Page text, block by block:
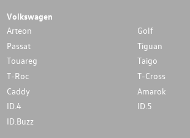
Volkswagen
Arteon
Golf
Passat
Tiguan
Touareg
Taigo
T-Roc
T-Cross
Caddy
Amarok
ID.4
ID.5
ID.Buzz